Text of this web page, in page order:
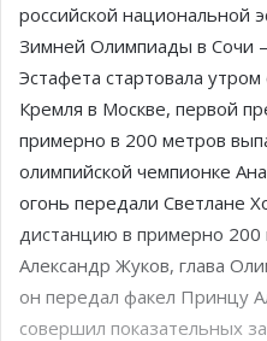
российской национальной
Зимней Олимпиады в Сочи
Эстафета стартовала утром
Кремля в Москве, первой
примерно в 200 метров
олимпийской чемпионке
огонь передали Светлане
дистанцию в примерно 200
Александр Жуков, глава
он передал факел Принцу
совершил показательных